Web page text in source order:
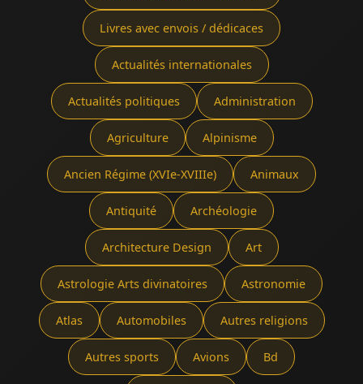
Livres avec envois / dédicaces
Actualités internationales
Actualités politiques Administration
Agriculture Alpinisme
Ancien Régime (XVIe-XVIIIe) Animaux
Antiquité Archéologie
Architecture Design Art
Astrologie Arts divinatoires Astronomie
Atlas Automobiles Autres religions
Autres sports Avions Bd